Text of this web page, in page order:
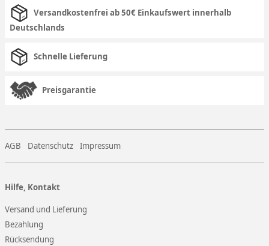
Versandkostenfrei ab 50€ Einkaufswert innerhalb
Deutschlands
Schnelle Lieferung
Preisgarantie
AGB Datenschutz Impressum
Hilfe, Kontakt
Versand und Lieferung
Bezahlung
Rücksendung